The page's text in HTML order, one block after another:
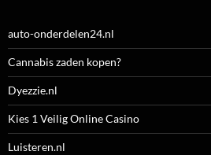
auto-onderdelen24.nl
Cannabis zaden kopen?
Dyezzie.nl
Kies 1 Veilig Online Casino
Luisteren.nl